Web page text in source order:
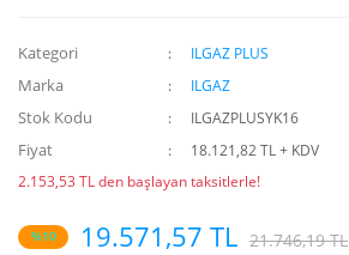
Kategori ILGAZ PLUS
Marka ILGAZ
Stok Kodu ILGAZPLUSYK16
Fiyat
18.121,82 TL + KDV
2.153,53 TL den başlayan taksitlerle!
%10 19.571,57 TL 21.746,19 TL